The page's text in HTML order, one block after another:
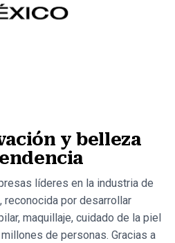
y belleza
líderes en la industria de
reconocida por desarrollar
maquillaje, cuidado de la piel
de personas. Gracias a